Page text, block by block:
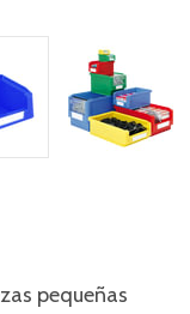
pequeñas